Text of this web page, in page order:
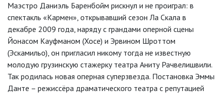
Маэстро Даниэль Баренбойм рискнул и не проиграл: в
спектакль «Кармен», открывавший сезон Ла Скала в
декабре 2009 года, наряду с грандами оперной сцены
Йонасом Кауфманом (Хосе) и Эрвином Шроттом
(Эскамильо), он пригласил никому тогда не известную
молодую грузинскую стажерку театра Аниту Рачвелишвили.
Так родилась новая оперная суперзвезда. Постановка Эммы
Данте – режиссёра драматического театра с репутацией